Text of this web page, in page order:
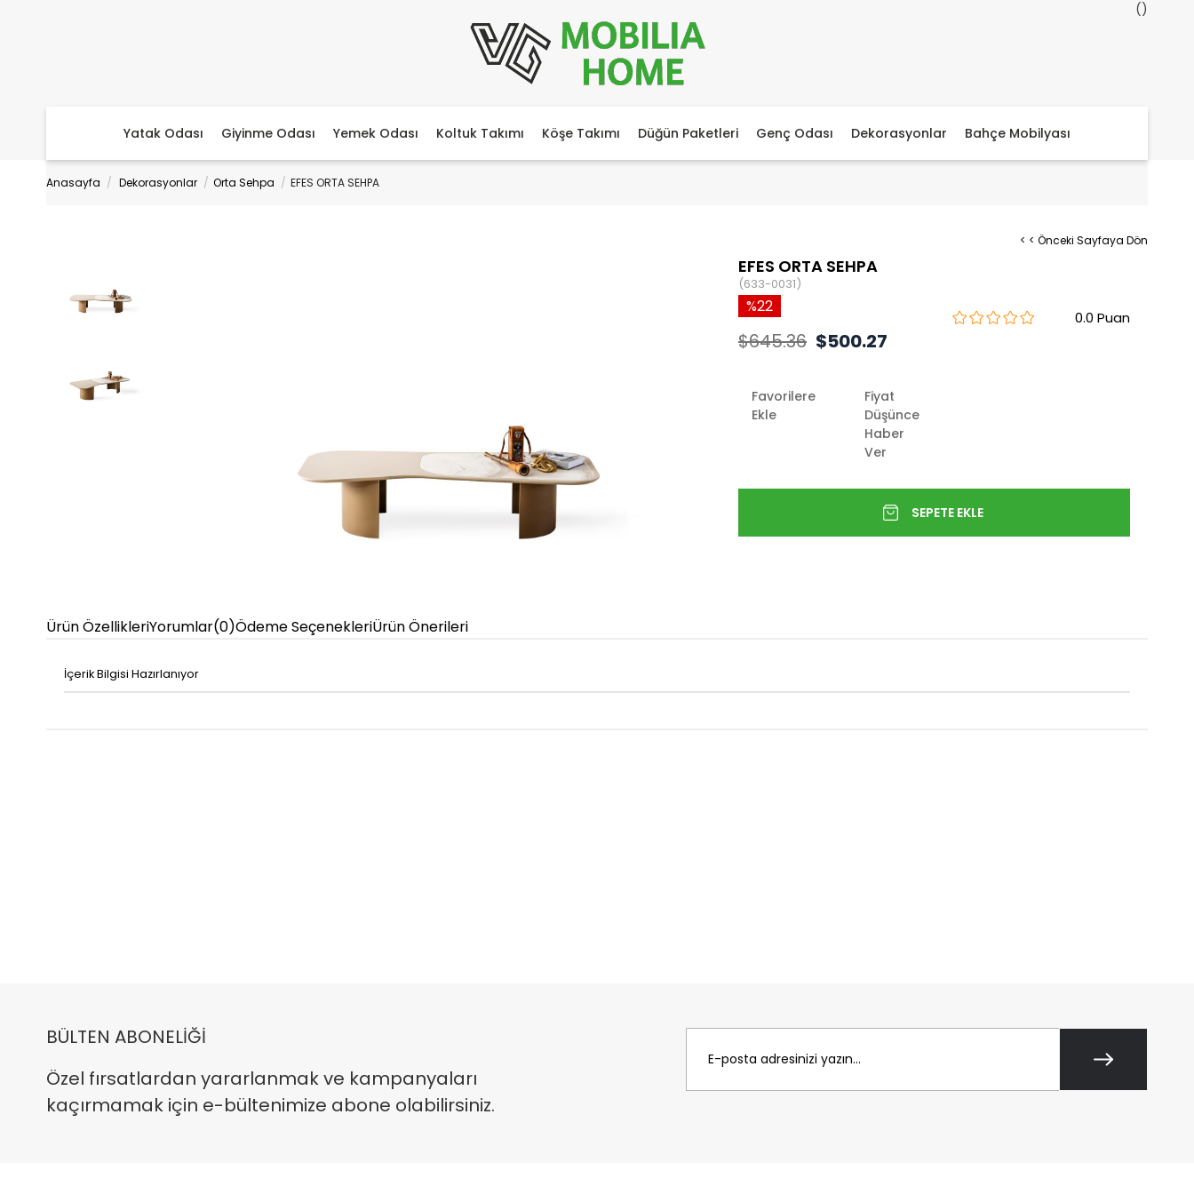
Yatak Odası Giyinme Odası Yemek Odası Koltuk Takımı Köşe Takımı Düğün Paketleri Genç Odası Dekorasyonlar Bahçe Mobilyası
Anasayfa Dekorasyonlar Orta Sehpa EFES ORTA SEHPA
< < Önceki Sayfaya Dön
EFES ORTA SEHPA
(633-0031)
0.0
22
$645.36 $500.27
Favorilere
Ekle
Fiyat
Düşünce
Haber
Ver
Ürün ÖzellikleriYorumlar(0)Ödeme SeçenekleriÜrün Önerileri
İçerik Bilgisi Hazırlanıyor
BÜLTEN ABONELİĞİ
Özel fırsatlardan yararlanmak ve kampanyaları
kaçırmamak için e-bültenimize abone olabilirsiniz.